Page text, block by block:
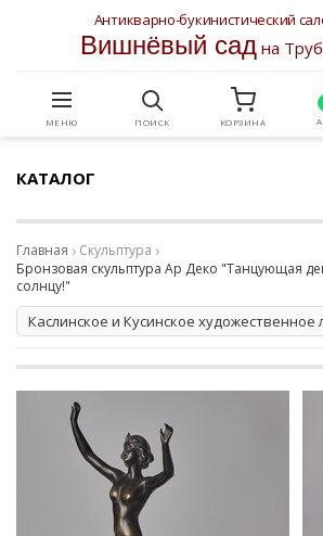
Антикварно-букинистический
Вишнёвый садна
МЕНЮ ПОИСК КОРЗИНА
КАТАЛОГ
Главная
Скульптура
Бронзовая скульптура Ар Деко "Танцующая
солнцу!"
Каслинское и Кусинское художественное